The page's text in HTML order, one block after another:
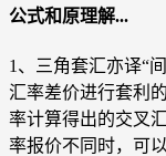
公式和原理解...
1、三角套汇亦译“
汇率差价进行套利
率计算得出的交叉
率报价不同时，可